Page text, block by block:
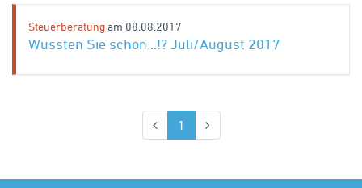
Steuerberatung am 08.08.2017
Wussten Sie schon...!? Juli/August 2017
1 (aktuell)